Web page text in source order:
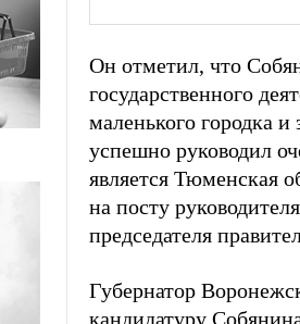
Он отметил, что
государственного
маленького городка
успешно руководил
является Тюменская
на посту
председателя
Губернатор
кандидатуру